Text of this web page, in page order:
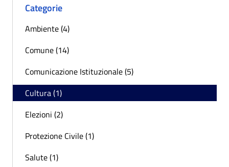
Categorie
Ambiente (4)
Comune (14)
Comunicazione Istituzionale (5)
Cultura (1)
Elezioni (2)
Protezione Civile (1)
Salute (1)